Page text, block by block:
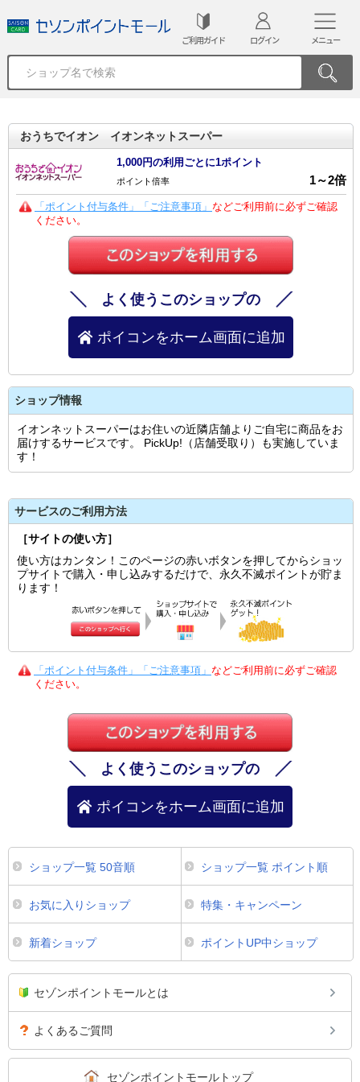
ご利用ガイド ログイン メニュー
おうちでイオン イオンネットスーパー
1,000円の利用ごとに1ポイント
ポイント倍率 1～2倍
「ポイント付与条件」「ご注意事項」 などご利用前に必ずご確認
ください。
よく使うこのショップの
ポイコンをホーム画面に追加
ショップ情報
イオンネットスーパーはお住いの近隣店舗よりご自宅に商品をお
届けするサービスです。 PickUp!（店舗受取り）も実施していま
す！
サービスのご利用方法
［サイトの使い方］
使い方はカンタン！このページの赤いボタンを押してからショッ
プサイトで購入・申し込みするだけで、永久不滅ポイントが貯ま
ります！
「ポイント付与条件」「ご注意事項」 などご利用前に必ずご確認
ください。
よく使うこのショップの
ポイコンをホーム画面に追加
ショップ一覧 50音順 ショップ一覧 ポイント順
お気に入りショップ 特集・キャンペーン
新着ショップ ポイントUP中ショップ
セゾンポイントモールとは
よくあるご質問
セゾンポイントモールトップ